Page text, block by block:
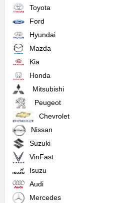
Toyota
Ford
Hyundai
Mazda
Kia
Honda
Mitsubishi
Peugeot
Chevrolet
Nissan
Suzuki
VinFast
Isuzu
Audi
Mercedes